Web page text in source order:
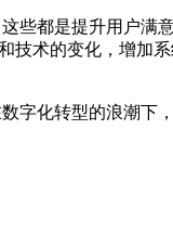
些都是提升用户满
技术的变化，增加
字化转型的浪潮下